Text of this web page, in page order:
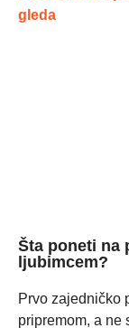
Šta poneti na
ljubimcem?
Prvo zajedničko
pripremom, a ne